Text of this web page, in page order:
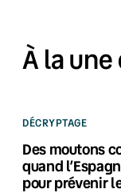
À la
DÉCRYPTAGE
Des moutons
quand
pour prévenir